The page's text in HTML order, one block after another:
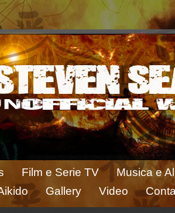
Film e Serie TV
Musica e
Gallery Video